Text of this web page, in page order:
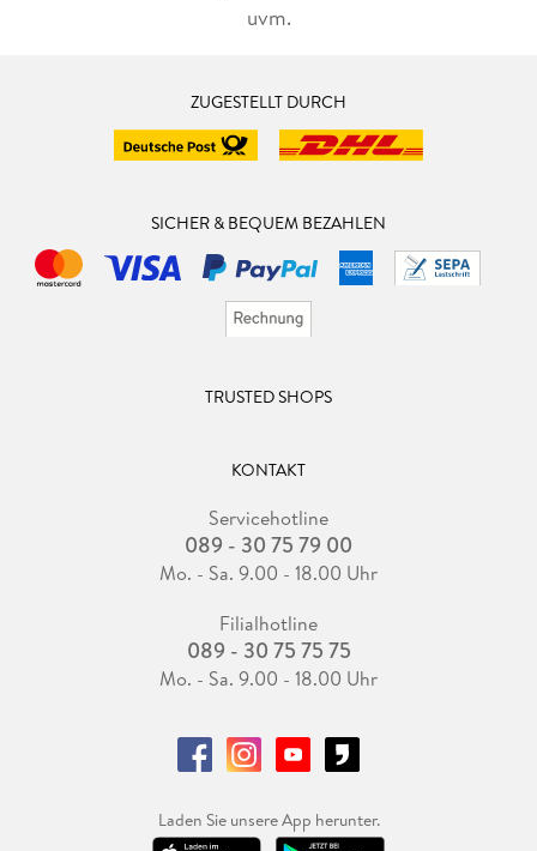
uvm.
ZUGESTELLT DURCH
SICHER & BEQUEM BEZAHLEN
TRUSTED SHOPS
KONTAKT
Servicehotline
089 - 30 75 79 00
Mo. - Sa. 9.00 - 18.00 Uhr
Filialhotline
089 - 30 75 75 75
Mo. - Sa. 9.00 - 18.00 Uhr
Laden Sie unsere App herunter.